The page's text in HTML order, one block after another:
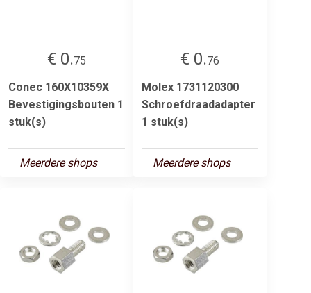
€ 0.75
Conec 160X10359X
Bevestigingsbouten 1
stuk(s)
Meerdere shops
€ 0.76
Molex 1731120300
Schroefdraadadapter
1 stuk(s)
Meerdere shops